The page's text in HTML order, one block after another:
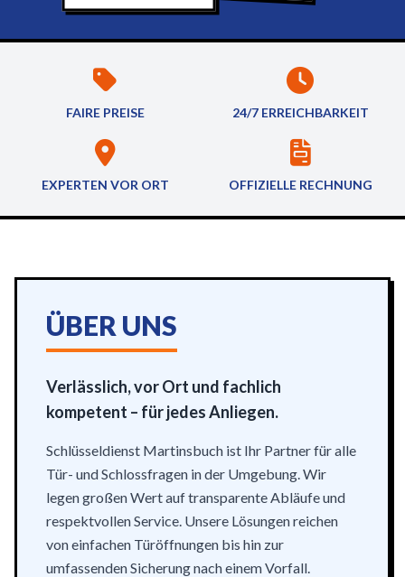
FAIRE PREISE 24/7 ERREICHBARKEIT
EXPERTEN VOR ORT OFFIZIELLE RECHNUNG
ÜBER UNS
Verlässlich, vor Ort und fachlich
kompetent – für jedes Anliegen.
Schlüsseldienst Martinsbuch ist Ihr Partner für alle
Tür- und Schlossfragen in der Umgebung. Wir
legen großen Wert auf transparente Abläufe und
respektvollen Service. Unsere Lösungen reichen
von einfachen Türöffnungen bis hin zur
umfassenden Sicherung nach einem Vorfall.